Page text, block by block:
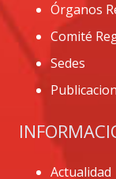
Órganos
Comité
Sedes
Actualidad